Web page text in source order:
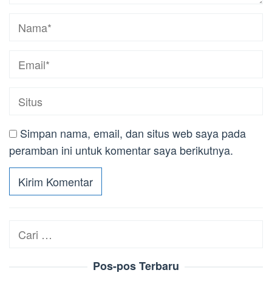
Simpan nama, email, dan situs web saya pada
peramban ini untuk komentar saya berikutnya.
Cari
Pos-pos Terbaru